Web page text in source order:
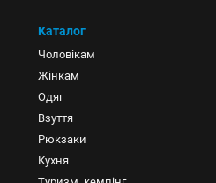
Каталог
Чоловікам
Жінкам
Одяг
Взуття
Рюкзаки
Кухня